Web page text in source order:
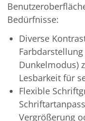
Bedürfnisse:
Diverse
Dunkelmodus)
Lesbarkeit für
Flexible
Vergrößerung